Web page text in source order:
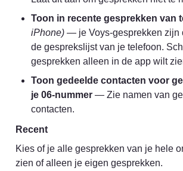
Toon in recente gesprekken van
iPhone) — je Voys-gesprekken zijn
de gesprekslijst van je telefoon.
gesprekken alleen in de app wilt
Toon gedeelde contacten voor
je 06-nummer — Zie namen van
contacten.
Recent
Kies of je alle gesprekken van je hele
zien of alleen je eigen gesprekken.